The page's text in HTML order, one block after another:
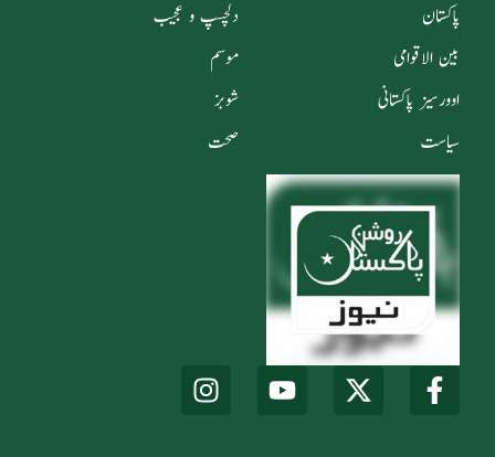
دلچسپ و عجیب
موسم
شوبز
صحت
پاکستان
بین الاقوامی
اوورسیز پاکستانی
سیاست